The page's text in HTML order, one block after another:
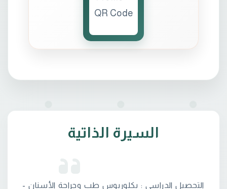
السيرة الذاتية
التحصيل الدراسي : بكلوريوس طب وجراحة الأسنان -